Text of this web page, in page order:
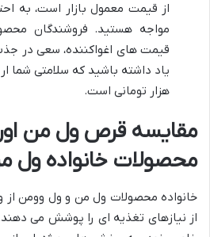
از قیمت معمول بازار است، به
مواجه هستید. فروشندگان
قیمت های اغواکننده، سعی در
یاد داشته باشید که سلامتی شما
هزار تومانی است.
مقایسه قرص ول من
محصولات خانواده ول
خانواده محصولات ول من و ول وومن
از نیازهای تغذیه ای را پوشش می